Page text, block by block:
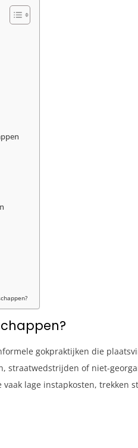
gokpraktijken die
straatwedstrijden of niet-
lage instapkosten,